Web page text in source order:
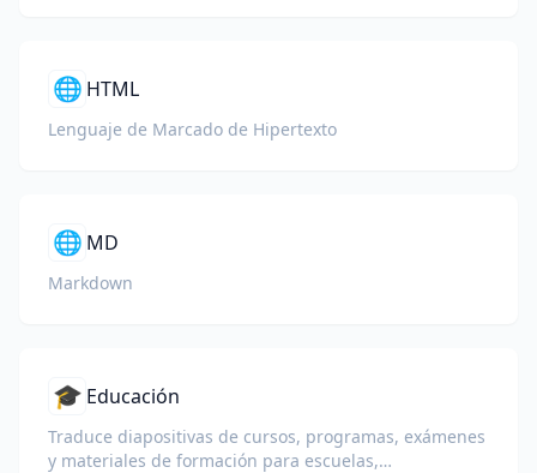
🌐 HTML
Lenguaje de Marcado de Hipertexto
🌐 MD
Markdown
🎓 Educación
Traduce diapositivas de cursos, programas, exámenes
y materiales de formación para escuelas,